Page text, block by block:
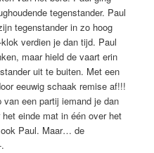
tegenstander. Paul
tegenstander in zo hoog
verdien je dan tijd. Paul
maar hield de vaart erin
uit te buiten. Met een
eeuwig schaak remise af!!!
een partij iemand je dan
einde mat in één over het
Paul. Maar… de